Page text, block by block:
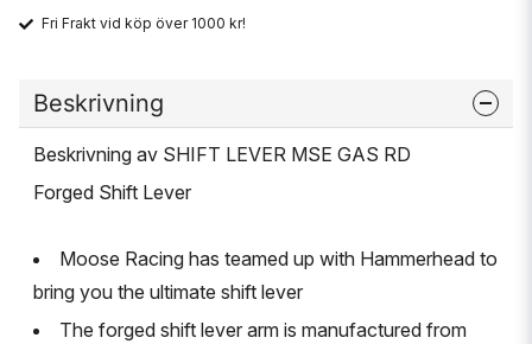
Fri Frakt vid köp över 1000 kr!
Beskrivning
Beskrivning av SHIFT LEVER MSE GAS RD
Forged Shift Lever
Moose Racing has teamed up with Hammerhead to
bring you the ultimate shift lever
The forged shift lever arm is manufactured from